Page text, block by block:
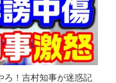
ろ！吉村知事が迷惑記